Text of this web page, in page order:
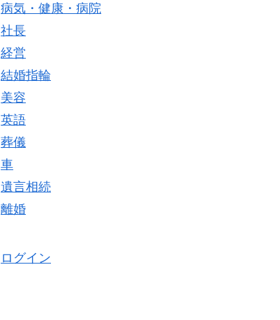
病気・健康・病院
社長
経営
結婚指輪
美容
英語
葬儀
車
遺言相続
離婚
ログイン